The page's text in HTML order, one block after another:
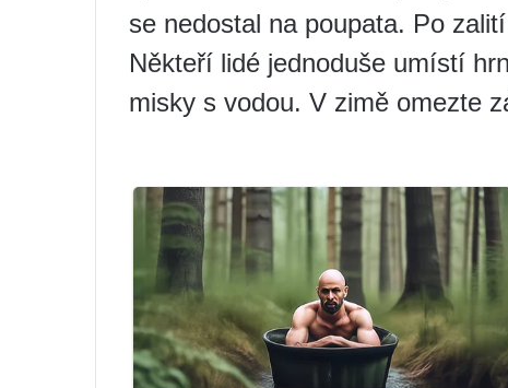
se nedostal na poupata. Po
Někteří lidé jednoduše umístí
misky s vodou. V zimě omezte